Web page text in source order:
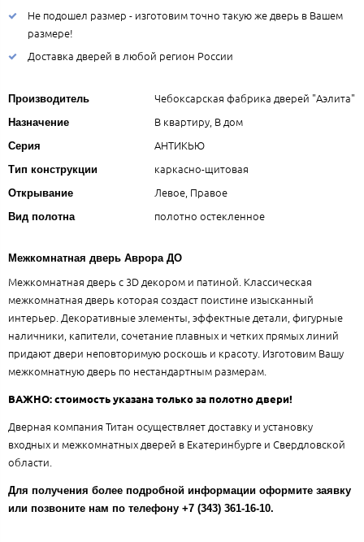
Не подошел размер - изготовим точно такую же дверь в Вашем
размере!
Доставка дверей в любой регион России
Производитель Чебоксарская фабрика дверей "Аэлита"
Назначение В квартиру, В дом
Серия АНТИКЬЮ
Тип конструкции каркасно-щитовая
Открывание Левое, Правое
Вид полотна полотно остекленное
Межкомнатная дверь Аврора ДО
Межкомнатная дверь с 3D декором и патиной. Классическая
межкомнатная дверь которая создаст поистине изысканный
интерьер. Декоративные элементы, эффектные детали, фигурные
наличники, капители, сочетание плавных и четких прямых линий
придают двери неповторимую роскошь и красоту. Изготовим Вашу
межкомнатную дверь по нестандартным размерам.
ВАЖНО: стоимость указана только за полотно двери!
Дверная компания Титан осуществляет доставку и установку
входных и межкомнатных дверей в Екатеринбурге и Свердловской
области.
Для получения более подробной информации оформите заявку
или позвоните нам по телефону +7 (343) 361-16-10.